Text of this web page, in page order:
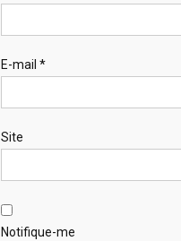
E-mail *
Site
Notifique-me